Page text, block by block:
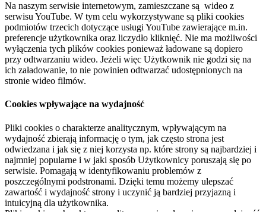
Na naszym serwisie internetowym, zamieszczane są wideo z
serwisu YouTube. W tym celu wykorzystywane są pliki cookies
podmiotów trzecich dotyczące usługi YouTube zawierające m.in.
preferencje użytkownika oraz liczydło kliknięć. Nie ma możliwości
wyłączenia tych plików cookies ponieważ ładowane są dopiero
przy odtwarzaniu wideo. Jeżeli więc Użytkownik nie godzi się na
ich załadowanie, to nie powinien odtwarzać udostępnionych na
stronie wideo filmów.
Cookies wpływające na wydajność
Pliki cookies o charakterze analitycznym, wpływającym na
wydajność zbierają informację o tym, jak często strona jest
odwiedzana i jak się z niej korzysta np. które strony są najbardziej i
najmniej popularne i w jaki sposób Użytkownicy poruszają się po
serwisie. Pomagają w identyfikowaniu problemów z
poszczególnymi podstronami. Dzięki temu możemy ulepszać
zawartość i wydajność strony i uczynić ją bardziej przyjazną i
intuicyjną dla użytkownika.